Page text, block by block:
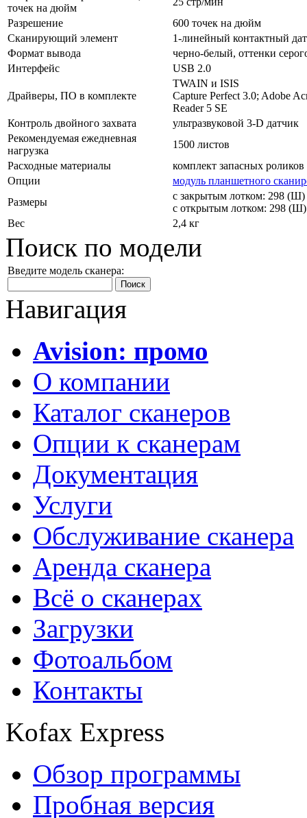
точек на дюйм
Разрешение
600 точек на дюйм
Сканирующий элемент
1-линейный контактный
Формат вывода
черно-белый, оттенки
Интерфейс
USB 2.0
Драйверы, ПО в комплекте
TWAIN и ISIS
Capture Perfect 3.0; Adobe
Reader 5 SE
Контроль двойного захвата
ультразвуковой 3-D датчик
Рекомендуемая ежедневная
нагрузка
1500 листов
Расходные материалы
комплект запасных
Опции
модуль планшетного
Размеры
с закрытым лотком: 298
с открытым лотком: 298
Вес
2,4 кг
Поиск по модели
Введите модель сканера:
Навигация
Avision: промо
О компании
Каталог сканеров
Опции к сканерам
Документация
Услуги
Обслуживание сканера
Аренда сканера
Всё о сканерах
Загрузки
Фотоальбом
Контакты
Kofax Express
Обзор программы
Пробная версия